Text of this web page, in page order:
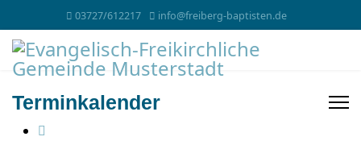
03727/612217 info@freiberg-baptisten.de
Terminkalender